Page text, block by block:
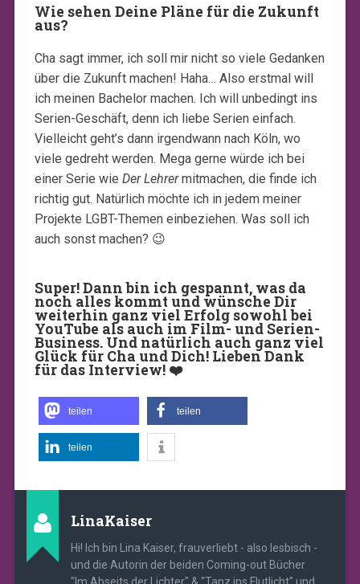
Wie sehen Deine Pläne für die Zukunft
aus?
Cha sagt immer, ich soll mir nicht so viele Gedanken
über die Zukunft machen! Haha… Also erstmal will
ich meinen Bachelor machen. Ich will unbedingt ins
Serien-Geschäft, denn ich liebe Serien einfach.
Vielleicht geht’s dann irgendwann nach Köln, wo
viele gedreht werden. Mega gerne würde ich bei
einer Serie wie Der Lehrermitmachen, die finde ich
richtig gut. Natürlich möchte ich in jedem meiner
Projekte LGBT-Themen einbeziehen. Was soll ich
auch sonst machen? 😉
Super! Dann bin ich gespannt, was da
noch alles kommt und wünsche Dir
weiterhin ganz viel Erfolg sowohl bei
YouTube als auch im Film- und Serien-
Business. Und natürlich auch ganz viel
Glück für Cha und Dich! Lieben Dank
für das Interview! ❤️‍
teilen teilen
teilen
LinaKaiser
Hi! Ich bin Lina Kaiser, frauverliebt - also lesbisch -
und die Autorin der beiden Coming-out Bücher
"Im Abseits der Lichter" & "Tanz ins Flutlicht" und